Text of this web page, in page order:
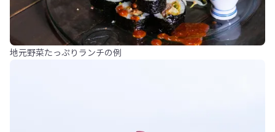
地元野菜たっぷりランチの例